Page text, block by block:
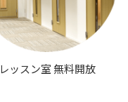
レッスン室 無料開放